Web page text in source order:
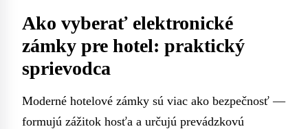
Ako vyberať elektronické
zámky pre hotel: praktický
sprievodca
Moderné hotelové zámky sú viac ako bezpečnosť —
formujú zážitok hosťa a určujú prevádzkovú